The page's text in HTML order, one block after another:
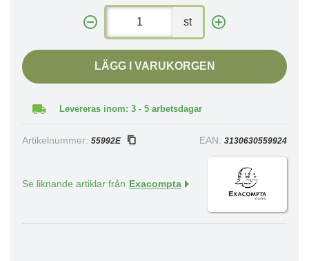
st
LÄGG I VARUKORGEN
Levereras inom: 3 - 5 arbetsdagar
Artikelnummer: 55992E EAN: 3130630559924
Se liknande artiklar från Exacompta